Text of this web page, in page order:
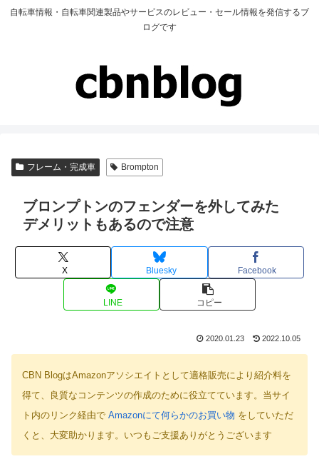
自転車情報・自転車関連製品やサービスのレビュー・セール情報を発信するブ
ログです
フレーム・完成車 Brompton
ブロンプトンのフェンダーを外してみた
デメリットもあるので注意
X Bluesky Facebook
LINE コピー
2020.01.23 2022.10.05
CBN BlogはAmazonアソシエイトとして適格販売により紹介料を
得て、良質なコンテンツの作成のために役立てています。当サイ
ト内のリンク経由で Amazonにて何らかのお買い物 をしていただ
くと、大変助かります。いつもご支援ありがとうございます